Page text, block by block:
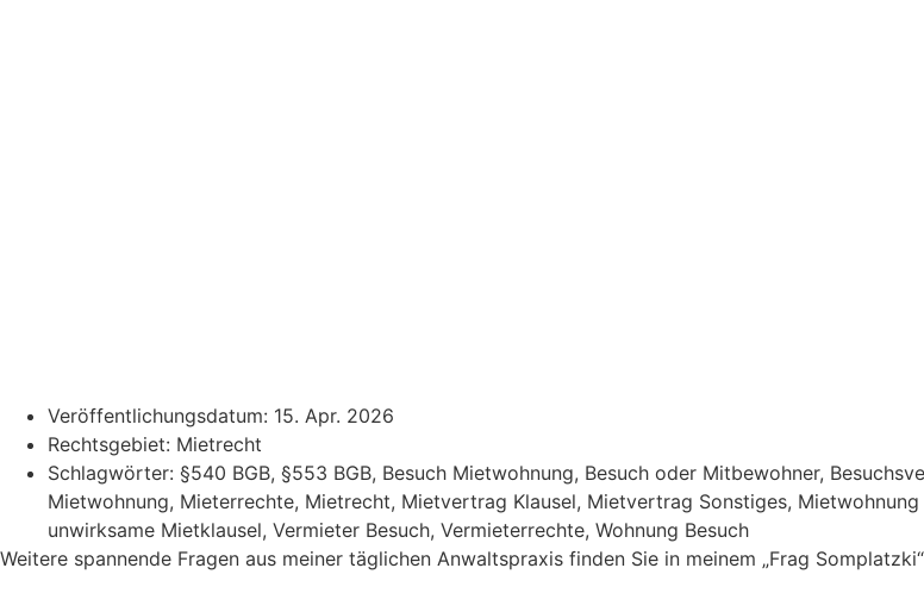
Veröffentlichungsdatum: 15. Apr. 2026
Rechtsgebiet: Mietrecht
Schlagwörter: §540 BGB, §553 BGB, Besuch Mietwohnung, Besuch oder Mitbewohner,
Mietwohnung, Mieterrechte, Mietrecht, Mietvertrag Klausel, Mietvertrag Sonstiges,
unwirksame Mietklausel, Vermieter Besuch, Vermieterrechte, Wohnung Besuch
Weitere spannende Fragen aus meiner täglichen Anwaltspraxis finden Sie in meinem „Frag